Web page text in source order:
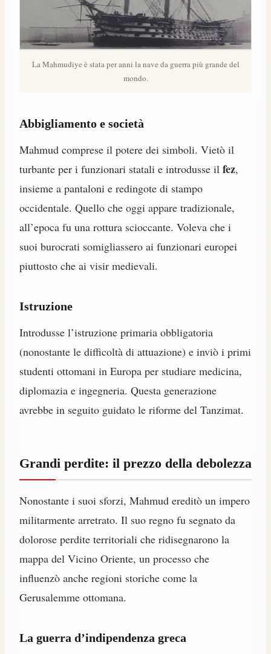
La Mahmudiye è stata per anni la nave da guerra più grande del
mondo.
Abbigliamento e società
Mahmud comprese il potere dei simboli. Vietò il
turbante per i funzionari statali e introdusse il fez,
insieme a pantaloni e redingote di stampo
occidentale. Quello che oggi appare tradizionale,
all’epoca fu una rottura scioccante. Voleva che i
suoi burocrati somigliassero ai funzionari europei
piuttosto che ai visir medievali.
Istruzione
Introdusse l’istruzione primaria obbligatoria
(nonostante le difficoltà di attuazione) e inviò i primi
studenti ottomani in Europa per studiare medicina,
diplomazia e ingegneria. Questa generazione
avrebbe in seguito guidato le riforme del Tanzimat.
Grandi perdite: il prezzo della debolezza
Nonostante i suoi sforzi, Mahmud ereditò un impero
militarmente arretrato. Il suo regno fu segnato da
dolorose perdite territoriali che ridisegnarono la
mappa del Vicino Oriente, un processo che
influenzò anche regioni storiche come la
Gerusalemme ottomana.
La guerra d’indipendenza greca